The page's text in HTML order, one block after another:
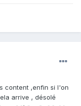
content ,enfin si l'on
arrive , désolé